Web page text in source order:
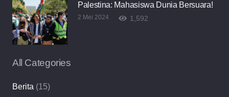
Palestina: Mahasiswa Dunia Bersuara!
2 Mei 2024 1,592
All Categories
Berita (15)